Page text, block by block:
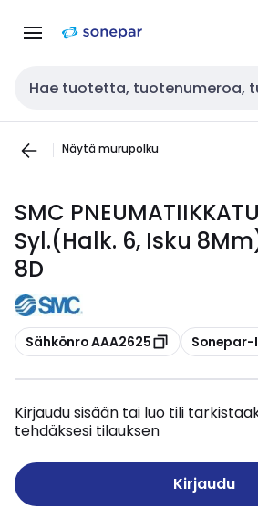
navigointiinsisältöön
Haku
Näytä murupolku
SMC
Syl.(Halk. 6, Isku
8D
Kopioi
Sähkönro AAA2625 Kopioi
Sonepar-
Kirjaudu sisään tai luo tili
tehdäksesi tilauksen
Kirjaudu